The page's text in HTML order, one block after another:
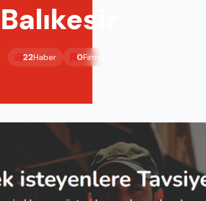
Balıkesir
22Haber 0Firma